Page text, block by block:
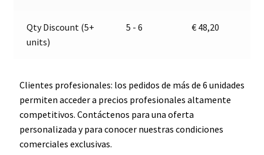
Qty Discount (5+
units)
5 - 6 € 48,20
Clientes profesionales: los pedidos de más de 6 unidades
permiten acceder a precios profesionales altamente
competitivos. Contáctenos para una oferta
personalizada y para conocer nuestras condiciones
comerciales exclusivas.